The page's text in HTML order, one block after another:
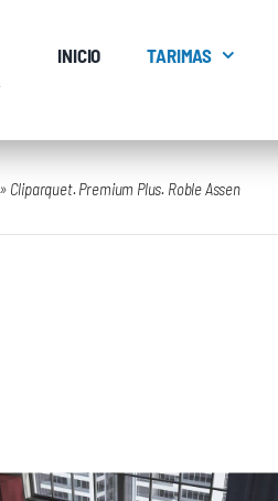
INICIO TARIMAS
» Cliparquet. Premium Plus. Roble Assen